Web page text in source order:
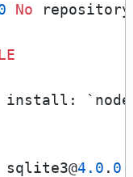
No
install: `node
4.0 . 0